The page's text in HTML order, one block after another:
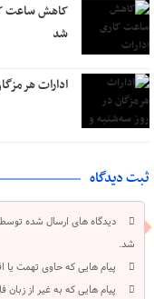
کاهش ساعت
شد
ادارات
ثبت دیدگاه
دیدگاه های ارسال شده
شد.
پیام هایی که حاوی تهمت یا
پیام هایی که به غیر از